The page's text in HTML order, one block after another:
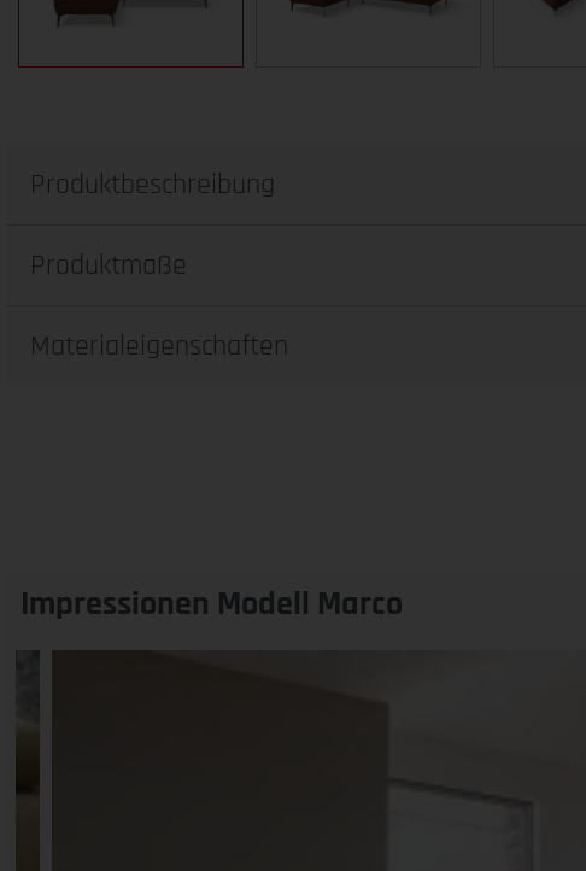
Produktbeschreibung
Produktmaße
Materialeigenschaften
Impressionen Modell Marco